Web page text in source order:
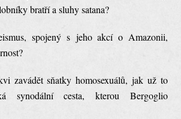
bratří a sluhy satana?
spojený s jeho akcí o Amazonii,
zavádět sňatky homosexuálů, jak už to
synodální cesta, kterou Bergoglio